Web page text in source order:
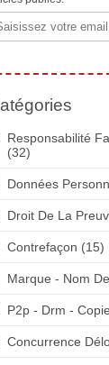
Responsabilité
(32)
Données
Droit De La
Contrefaçon (15)
Marque - Nom
P2p - Drm -
Concurrence